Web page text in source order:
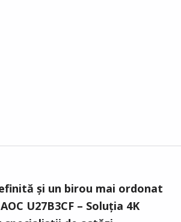
și un birou mai ordonat
U27B3CF – Soluția 4K